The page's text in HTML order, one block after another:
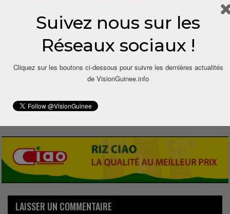
Share
LAISSER UN COMMENTAIRE
Suivez nous sur les
Réseaux sociaux !
Cliquez sur les boutons ci-dessous pour suivre les dernières actualités
de VisionGuinee.info